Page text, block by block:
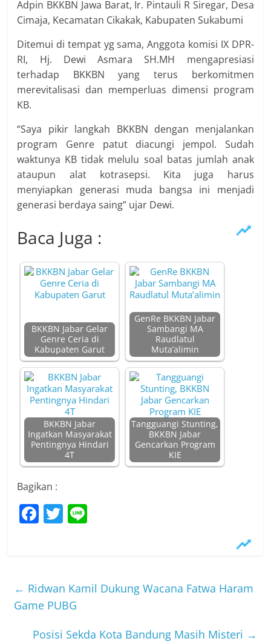
Adpin BKKBN Jawa Barat, Ir. Pintauli R Siregar, Desa
Cimaja, Kecamatan Cikakak, Kabupaten Sukabumi
Ditemui di tempat yg sama, Anggota komisi IX DPR-
RI, Hj. Dewi Asmara SH.MH mengapresiasi
terhadap BKKBN yang terus berkomitmen
merevitalisasi dan memperluas dimensi program
KB.
“Saya pikir langkah BKKBN dengan menjalankan
program Genre patut diacungi jempol. Sudah
waktunya KB tidak melulu soal batas jumlah anak
ataupun alat kotrasepsi. Kita juga harus
menyiapkan generasi muda bangsa ini menjadi
generasi berdaya saing” ujar Dewi.
Baca Juga :
BKKBN Jabar Gelar
Genre Ceria di
Kabupaten Garut
GenRe BKKBN Jabar
Sambangi MA
Raudlatul
Muta’alimin
BKKBN Jabar
Ingatkan Masyarakat
Pentingnya Hindari
4T
Tangguangi Stunting,
BKKBN Jabar
Gencarkan Program
KIE
Bagikan :
F
b
o
o
T
← Ridwan Kamil Dukung Wacana Fatwa Haram
Game PUBG
Posisi Sekda Kota Bandung Masih Misteri →